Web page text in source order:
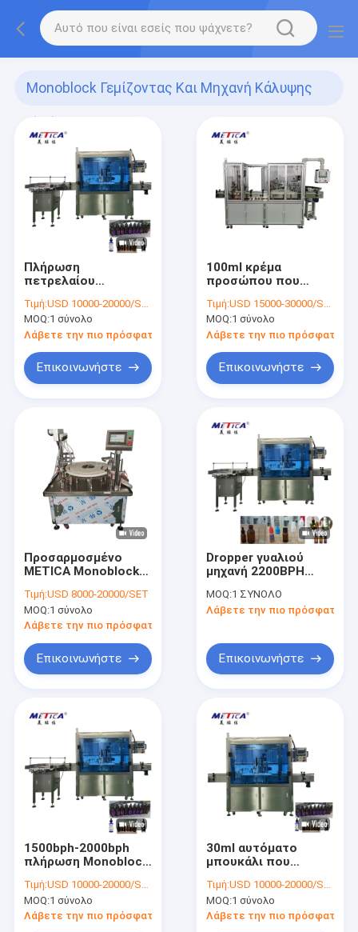
Monoblock Γεμίζοντας Και Μηχανή Κάλυψης
Πλήρωση
πετρελαίου
ουσιαστική και
μηχανή κάλυψης για
το υγρό 10-50ml
Τιμή:USD 10000-20000/SET
MOQ:1 σύνολο
Λάβετε την πιο πρόσφατη τιμή
Επικοινωνήστε
100ml κρέμα
προσώπου που
κάλυψης
Τιμή:USD 15000-30000/SET
MOQ:1 σύνολο
Λάβετε την πιο πρόσφατη
Επικοινωνήστε
Προσαρμοσμένο
METICA Monoblock
καλύπτει ημι
αυτόματο μηχανών
Τιμή:USD 8000-20000/SET
MOQ:1 σύνολο
Λάβετε την πιο πρόσφατη τιμή
Επικοινωνήστε
Dropper γυαλιού
μηχανή 2200BPH
Monoblock
μπουκαλιών
MOQ:1 ΣΥΝΟΛΟ
Λάβετε την πιο πρόσφατη
Επικοινωνήστε
1500bph-2000bph
πλήρωση Monoblock
για το μπουκάλι
ουσιαστικού
πετρελαίου 20ml
Τιμή:USD 10000-20000/SET
MOQ:1 σύνολο
Λάβετε την πιο πρόσφατη τιμή
30ml αυτόματο
μπουκάλι που
2kw κάλυψης για την
κασέτα πετρελαίου
Τιμή:USD 10000-20000/SET
MOQ:1 σύνολο
Λάβετε την πιο πρόσφατη